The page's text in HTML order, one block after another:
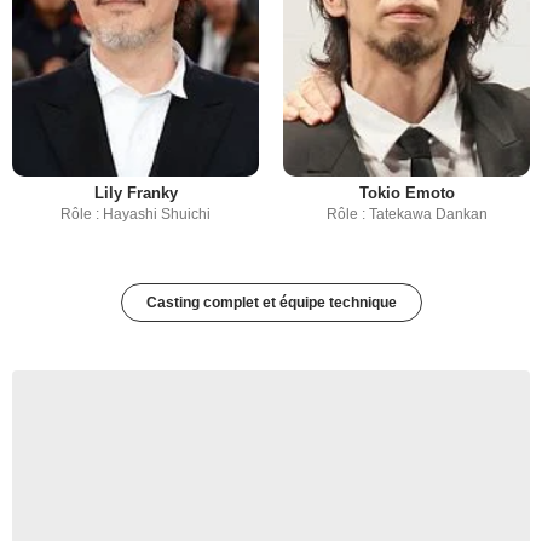
Lily Franky
Rôle : Hayashi Shuichi
Tokio Emoto
Rôle : Tatekawa Dankan
Casting complet et équipe technique